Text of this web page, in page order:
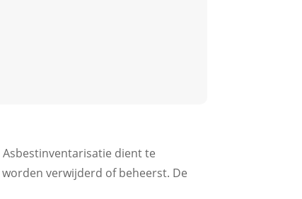
dient te
verwijderd of beheerst. De